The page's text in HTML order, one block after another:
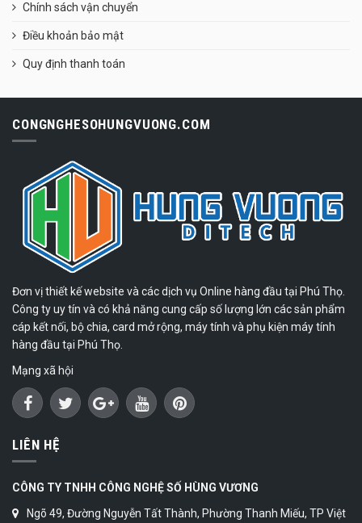
Chính sách vận chuyển
Điều khoản bảo mật
Quy định thanh toán
CONGNGHESOHUNGVUONG.COM
Đơn vị thiết kế website và các dịch vụ Online hàng đầu tại Phú Thọ.
Công ty uy tín và có khả năng cung cấp số lượng lớn các sản phẩm
cáp kết nối, bộ chia, card mở rộng, máy tính và phụ kiện máy tính
hàng đầu tại Phú Thọ.
Mạng xã hội
LIÊN HỆ
CÔNG TY TNHH CÔNG NGHỆ SỐ HÙNG VƯƠNG
Ngõ 49, Đường Nguyễn Tất Thành, Phường Thanh Miếu, TP Việt